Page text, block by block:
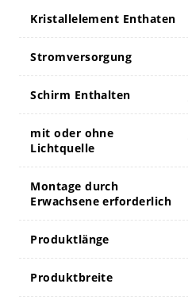
Kristallelement Enthaten
Stromversorgung
Schirm Enthalten
mit oder ohne
Lichtquelle
Montage durch
Erwachsene erforderlich
Produktlänge
Produktbreite